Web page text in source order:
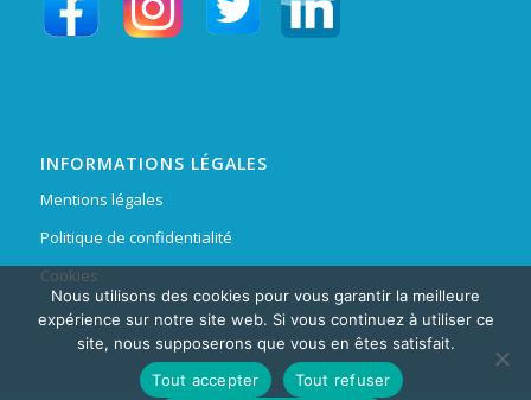
INFORMATIONS LÉGALES
Mentions légales
Politique de confidentialité
Cookies
Nous utilisons des cookies pour vous garantir la meilleure
expérience sur notre site web. Si vous continuez à utiliser ce
site, nous supposerons que vous en êtes satisfait.
Tout accepter
Tout refuser